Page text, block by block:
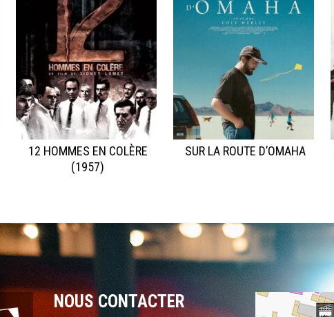
12 HOMMES EN COLÈRE
(1957)
SUR LA ROUTE D’OMAHA
NOUS CONTACTER